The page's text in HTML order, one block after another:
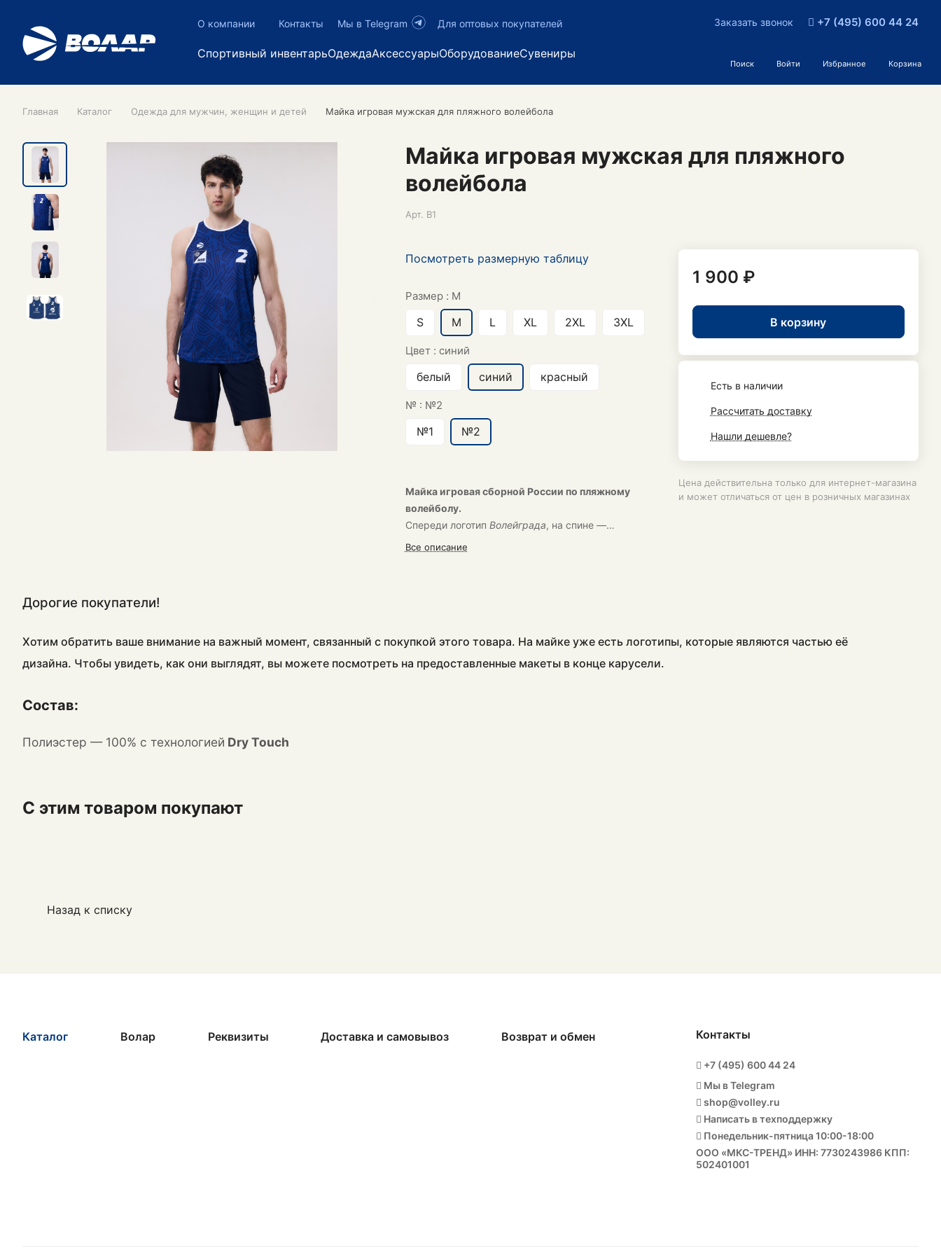
О компании Контакты Мы в Telegram Для оптовых покупателей
Спортивный инвентарьОдеждаАксессуарыОборудованиеСувениры
Заказать звонок +7 (495) 600 44 24
Поиск Войти Избранное Корзина
Главная Каталог Одежда для мужчин, женщин и детей Майка игровая мужская для пляжного волейбола
Майка игровая мужская для пляжного
волейбола
Арт. B1
Посмотреть размерную таблицу
Размер : M
S M L XL 2XL 3XL
Цвет : синий
белый синий красный
№ : №2
№1 №2
Майка игровая сборной России по пляжному
волейболу.
Спереди логотип Волейграда, на спине —
телеканала «
Все описание
1 900 ₽
В корзину
Есть в наличии
Рассчитать доставку
Нашли дешевле?
Цена действительна только для интернет-магазина
и может отличаться от цен в розничных магазинах
Дорогие покупатели!
Хотим обратить ваше внимание на важный момент, связанный с покупкой этого товара. На майке уже есть логотипы, которые являются частью её
дизайна. Чтобы увидеть, как они выглядят, вы можете посмотреть на предоставленные макеты в конце карусели.
Состав:
Полиэстер — 100% с технологией Dry Touch
С этим товаром покупают
Назад к списку
Каталог Волар Реквизиты Доставка и самовывоз Возврат и обмен Контакты
+7 (495) 600 44 24
Мы в Telegram
shop@volley.ru
Написать в техподдержку
Понедельник-пятница 10:00-18:00
ООО «МКС-ТРЕНД» ИНН: 7730243986 КПП:
502401001